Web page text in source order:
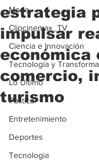
Moda
Clipcinemax_TV
Ciencia e Innovación
Tecnología y
Lo Ultimo
Politica
Entretenimiento
Deportes
Tecnologia
estrategia
impulsar
económica
comercio,
turismo